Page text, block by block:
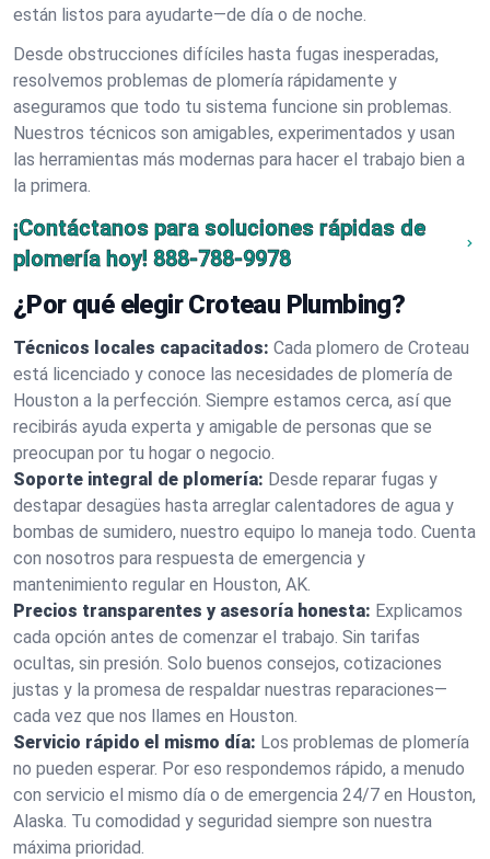
están listos para ayudarte—de día o de noche.
Desde obstrucciones difíciles hasta fugas inesperadas,
resolvemos problemas de plomería rápidamente y
aseguramos que todo tu sistema funcione sin problemas.
Nuestros técnicos son amigables, experimentados y usan
las herramientas más modernas para hacer el trabajo bien a
la primera.
¡Contáctanos para soluciones rápidas de
plomería hoy! 888-788-9978
¿Por qué elegir Croteau Plumbing?
Técnicos locales capacitados: Cada plomero de Croteau
está licenciado y conoce las necesidades de plomería de
Houston a la perfección. Siempre estamos cerca, así que
recibirás ayuda experta y amigable de personas que se
preocupan por tu hogar o negocio.
Soporte integral de plomería: Desde reparar fugas y
destapar desagües hasta arreglar calentadores de agua y
bombas de sumidero, nuestro equipo lo maneja todo. Cuenta
con nosotros para respuesta de emergencia y
mantenimiento regular en Houston, AK.
Precios transparentes y asesoría honesta: Explicamos
cada opción antes de comenzar el trabajo. Sin tarifas
ocultas, sin presión. Solo buenos consejos, cotizaciones
justas y la promesa de respaldar nuestras reparaciones—
cada vez que nos llames en Houston.
Servicio rápido el mismo día: Los problemas de plomería
no pueden esperar. Por eso respondemos rápido, a menudo
con servicio el mismo día o de emergencia 24/7 en Houston,
Alaska. Tu comodidad y seguridad siempre son nuestra
máxima prioridad.